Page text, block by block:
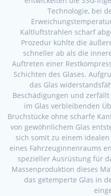
Technologie, bei
Kaltluftstrahlen scharf
Prozedur kühlte die
schneller ab als die
Auftreten einer
Schichten des Glases.
das Glas
Beschädigungen und
im Glas verbleibenden
Bruchstücke ohne scharfe
von gewöhnlichem Glas
sich somit zu einem
eines Fahrzeuginnenraums
spezieller Ausrüstung für
Massenproduktion dieses
das getemperte Glas in